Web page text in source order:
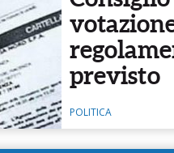
previsto
POLITICA